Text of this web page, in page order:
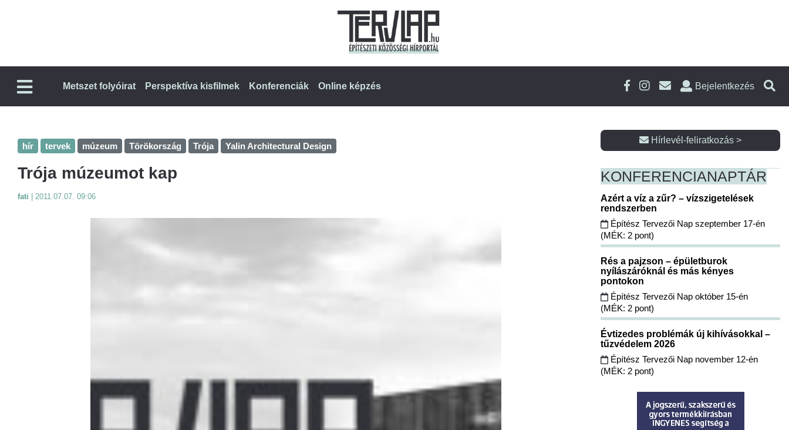
Metszet folyóirat Perspektíva kisfilmek Konferenciák Online képzés Bejelentkezés
hír tervek múzeum Törökország Trója Yalin Architectural Design
Trója múzeumot kap
fati 2011.07.07. 09:06
Hírlevél-feliratkozás >
KONFERENCIANAPTÁR
Azért a víz a zűr? – vízszigetelések
rendszerben
Építész Tervezői Nap szeptember 17-én
(MÉK: 2 pont)
Rés a pajzson – épületburok
nyílászáróknál és más kényes
pontokon
Építész Tervezői Nap október 15-én
(MÉK: 2 pont)
Évtizedes problémák új kihívásokkal –
tűzvédelem 2026
Építész Tervezői Nap november 12-én
(MÉK: 2 pont)